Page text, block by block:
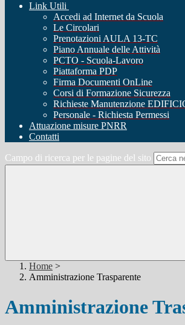
Link Utili
Accedi ad Internet da Scuola
Le Circolari
Prenotazioni AULA 13-TC
Piano Annuale delle Attività
PCTO - Scuola-Lavoro
Piattaforma PDP
Firma Documenti OnLine
Corsi di Formazione Sicurezza
Richieste Manutenzione
Personale - Richiesta Permessi
Attuazione misure PNRR
Contatti
Campo di ricerca per le pagine del sito
Home >
Amministrazione Trasparente
Amministrazione